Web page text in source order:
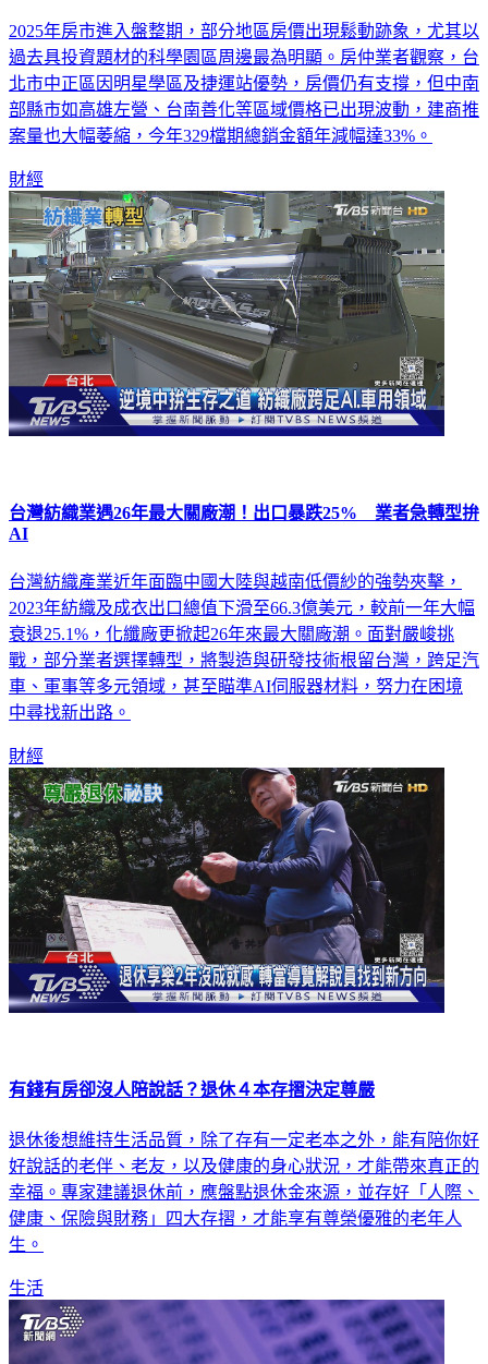
2025年房市進入盤整期，部分地區房價出現鬆動跡象，尤其以
過去具投資題材的科學園區周邊最為明顯。房仲業者觀察，台
北市中正區因明星學區及捷運站優勢，房價仍有支撐，但中南
部縣市如高雄左營、台南善化等區域價格已出現波動，建商推
案量也大幅萎縮，今年329檔期總銷金額年減幅達33%。
財經
台灣紡織業遇26年最大關廠潮！出口暴跌25% 業者急轉型拚
AI
台灣紡織產業近年面臨中國大陸與越南低價紗的強勢夾擊，
2023年紡織及成衣出口總值下滑至66.3億美元，較前一年大幅
衰退25.1%，化纖廠更掀起26年來最大關廠潮。面對嚴峻挑
戰，部分業者選擇轉型，將製造與研發技術根留台灣，跨足汽
車、軍事等多元領域，甚至瞄準AI伺服器材料，努力在困境
中尋找新出路。
財經
有錢有房卻沒人陪說話？退休４本存摺決定尊嚴
退休後想維持生活品質，除了存有一定老本之外，能有陪你好
好說話的老伴、老友，以及健康的身心狀況，才能帶來真正的
幸福。專家建議退休前，應盤點退休金來源，並存好「人際、
健康、保險與財務」四大存摺，才能享有尊榮優雅的老年人
生。
生活